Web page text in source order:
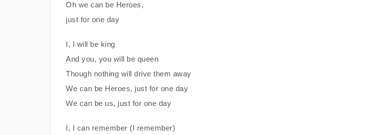
Oh we can be Heroes,
just for one day
I, I will be king
And you, you will be queen
Though nothing will drive them away
We can be Heroes, just for one day
We can be us, just for one day
I, I can remember (I remember)